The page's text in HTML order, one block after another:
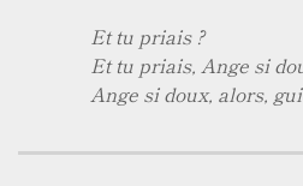
Et tu priais ?
Et tu priais, Ange si
Ange si doux, alors,